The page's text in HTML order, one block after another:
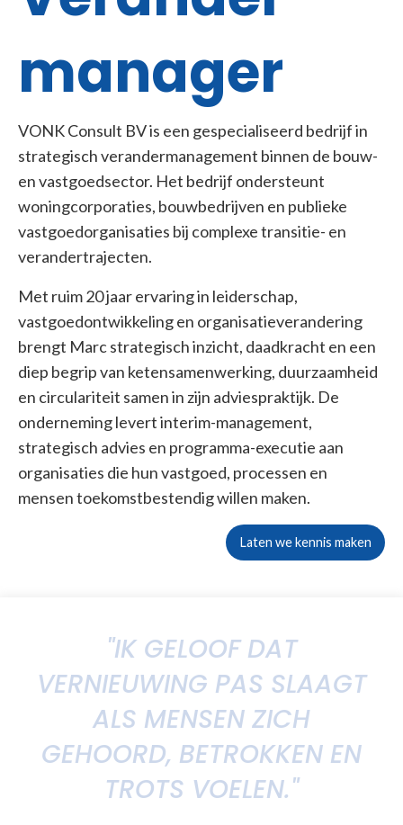
manager
VONK Consult BV is een gespecialiseerd bedrijf in
strategisch verandermanagement binnen de bouw-
en vastgoedsector. Het bedrijf ondersteunt
woningcorporaties, bouwbedrijven en publieke
vastgoedorganisaties bij complexe transitie- en
verandertrajecten.
Met ruim 20 jaar ervaring in leiderschap,
vastgoedontwikkeling en organisatieverandering
brengt Marc strategisch inzicht, daadkracht en een
diep begrip van ketensamenwerking, duurzaamheid
en circulariteit samen in zijn adviespraktijk. De
onderneming levert interim-management,
strategisch advies en programma-executie aan
organisaties die hun vastgoed, processen en
mensen toekomstbestendig willen maken.
Laten we kennis maken
"IK GELOOF DAT
VERNIEUWING PAS SLAAGT
ALS MENSEN ZICH
GEHOORD, BETROKKEN EN
TROTS VOELEN."